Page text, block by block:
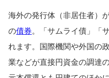
海外の発行体（非居住者）
の債券。「サムライ債」「
れます。国際機関や外国の
業などが直接円資金の調達